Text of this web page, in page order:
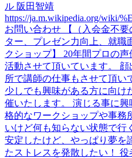
ル 阪田智靖
https://ja.m.wikipedia.org/wiki/
お問い合わせ 【（入会金不
ター、プレゼン力向上、就職
クショップ】 20年間プロの
活動させて頂いています。
所で講師の仕事もさせて頂い
少しでも興味がある方に向け
催いたします。 演じる事に
格的なワークショップや事務
いけど何も知らない状態で
安定したけど、やっぱり夢を
たストレスを発散したい！